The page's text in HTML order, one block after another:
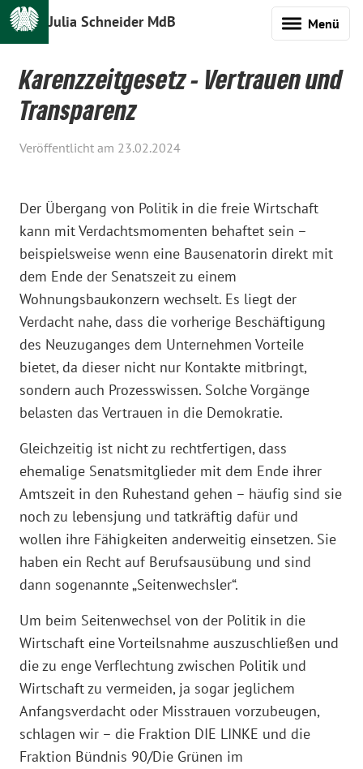
Julia Schneider MdB Menü
Karenzzeitgesetz - Vertrauen und
Transparenz
Veröffentlicht am 23.02.2024
Der Übergang von Politik in die freie Wirtschaft
kann mit Verdachtsmomenten behaftet sein –
beispielsweise wenn eine Bausenatorin direkt mit
dem Ende der Senatszeit zu einem
Wohnungsbaukonzern wechselt. Es liegt der
Verdacht nahe, dass die vorherige Beschäftigung
des Neuzuganges dem Unternehmen Vorteile
bietet, da dieser nicht nur Kontakte mitbringt,
sondern auch Prozesswissen. Solche Vorgänge
belasten das Vertrauen in die Demokratie.
Gleichzeitig ist nicht zu rechtfertigen, dass
ehemalige Senatsmitglieder mit dem Ende ihrer
Amtszeit in den Ruhestand gehen – häufig sind sie
noch zu lebensjung und tatkräftig dafür und
wollen ihre Fähigkeiten anderweitig einsetzen. Sie
haben ein Recht auf Berufsausübung und sind
dann sogenannte „Seitenwechsler“.
Um beim Seitenwechsel von der Politik in die
Wirtschaft eine Vorteilsnahme auszuschließen und
die zu enge Verflechtung zwischen Politik und
Wirtschaft zu vermeiden, ja sogar jeglichem
Anfangsverdacht oder Misstrauen vorzubeugen,
schlagen wir – die Fraktion DIE LINKE und die
Fraktion Bündnis 90/Die Grünen im